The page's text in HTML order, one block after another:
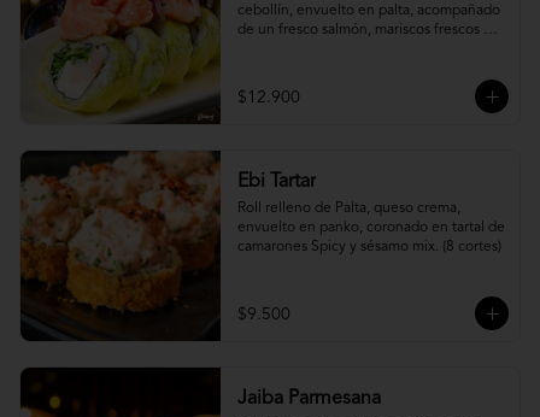
cebollín, envuelto en palta, acompañado
de un fresco salmón, mariscos frescos en
$12.900
Ebi Tartar
Roll relleno de Palta, queso crema,
envuelto en panko, coronado en tartal de
camarones Spicy y sésamo mix. (8 cortes)
$9.500
Jaiba Parmesana